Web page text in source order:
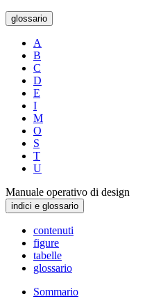
glossario
A
B
C
D
E
I
M
O
S
T
U
Manuale operativo di design
indici e glossario
contenuti
figure
tabelle
glossario
Sommario